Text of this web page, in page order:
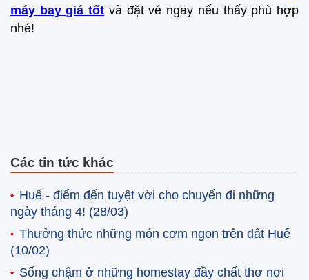
máy bay giá tốt và đặt vé ngay nếu thấy phù hợp
nhé!
Các tin tức khác
Huế - điểm đến tuyệt vời cho chuyến đi những
ngày tháng 4! (28/03)
Thưởng thức những món cơm ngon trên đất Huế
(10/02)
Sống chậm ở những homestay đầy chất thơ nơi